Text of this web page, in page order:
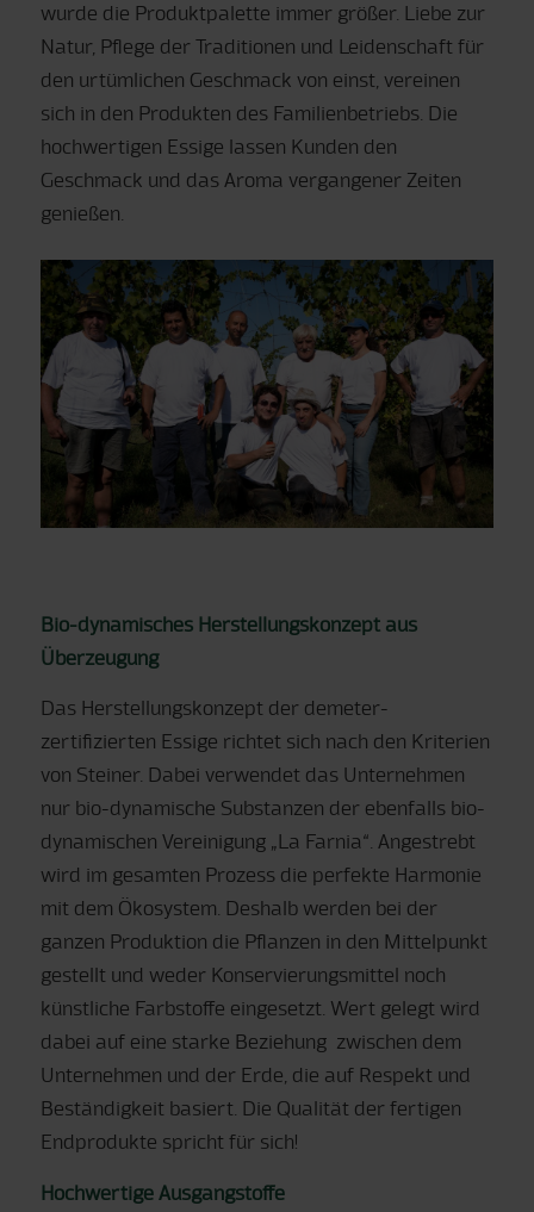
wurde die Produktpalette immer größer. Liebe zur
Natur, Pflege der Traditionen und Leidenschaft für
den urtümlichen Geschmack von einst, vereinen
sich in den Produkten des Familienbetriebs. Die
hochwertigen Essige lassen Kunden den
Geschmack und das Aroma vergangener Zeiten
genießen.
Bio-dynamisches Herstellungskonzept aus
Überzeugung
Das Herstellungskonzept der demeter-
zertifizierten Essige richtet sich nach den Kriterien
von Steiner. Dabei verwendet das Unternehmen
nur bio-dynamische Substanzen der ebenfalls bio-
dynamischen Vereinigung „La Farnia“. Angestrebt
wird im gesamten Prozess die perfekte Harmonie
mit dem Ökosystem. Deshalb werden bei der
ganzen Produktion die Pflanzen in den Mittelpunkt
gestellt und weder Konservierungsmittel noch
künstliche Farbstoffe eingesetzt. Wert gelegt wird
dabei auf eine starke Beziehung zwischen dem
Unternehmen und der Erde, die auf Respekt und
Beständigkeit basiert. Die Qualität der fertigen
Endprodukte spricht für sich!
Hochwertige Ausgangstoffe